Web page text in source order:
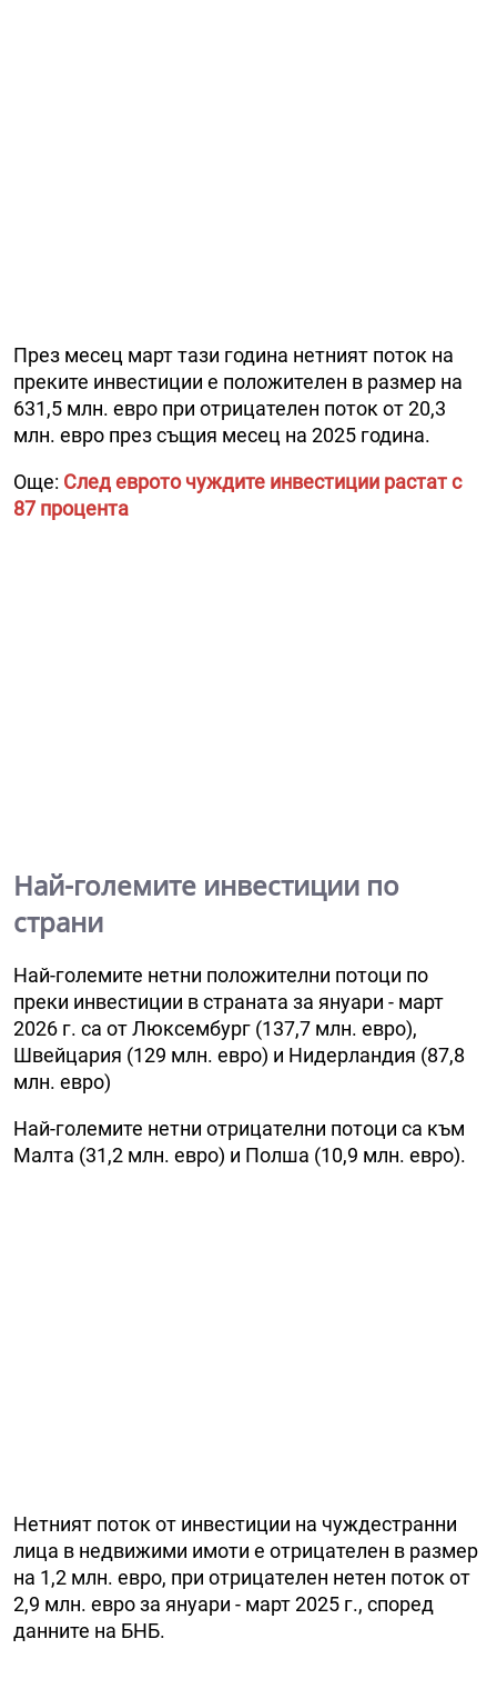
През месец март тази година нетният поток на
преките инвестиции е положителен в размер на
631,5 млн. евро при отрицателен поток от 20,3
млн. евро през същия месец на 2025 година.
Още: След еврото чуждите инвестиции растат с
87 процента
Най-големите инвестиции по
страни
Най-големите нетни положителни потоци по
преки инвестиции в страната за януари - март
2026 г. са от Люксембург (137,7 млн. евро),
Швейцария (129 млн. евро) и Нидерландия (87,8
млн. евро)
Най-големите нетни отрицателни потоци са към
Малта (31,2 млн. евро) и Полша (10,9 млн. евро).
Нетният поток от инвестиции на чуждестранни
лица в недвижими имоти е отрицателен в размер
на 1,2 млн. евро, при отрицателен нетен поток от
2,9 млн. евро за януари - март 2025 г., според
данните на БНБ.